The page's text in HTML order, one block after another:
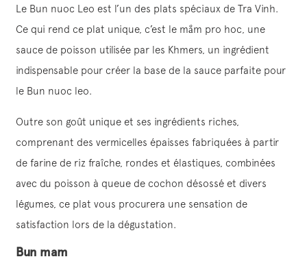
Le Bun nuoc Leo est l’un des plats spéciaux de Tra Vinh.
Ce qui rend ce plat unique, c’est le mắm pro hoc, une
sauce de poisson utilisée par les Khmers, un ingrédient
indispensable pour créer la base de la sauce parfaite pour
le Bun nuoc leo.
Outre son goût unique et ses ingrédients riches,
comprenant des vermicelles épaisses fabriquées à partir
de farine de riz fraîche, rondes et élastiques, combinées
avec du poisson à queue de cochon désossé et divers
légumes, ce plat vous procurera une sensation de
satisfaction lors de la dégustation.
Bun mam